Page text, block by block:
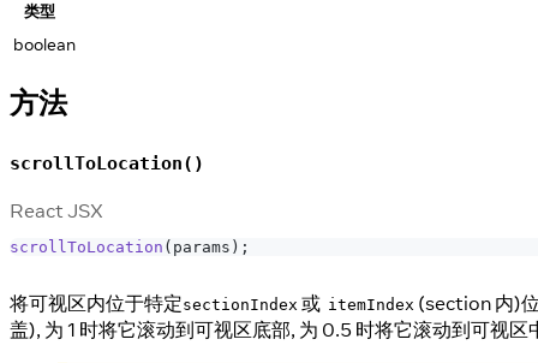
类型
boolean
方法
scrollToLocation()
React JSX
scrollToLocation ( params ) ;
将可视区内位于特定sectionIndex 或 itemIndex (section 内)
盖), 为 1 时将它滚动到可视区底部, 为 0.5 时将它滚动到可视区